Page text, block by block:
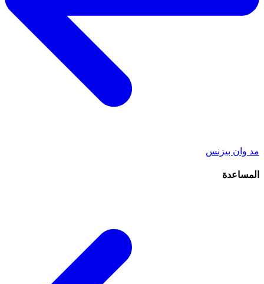
مد وان بيزنس
المساعدة